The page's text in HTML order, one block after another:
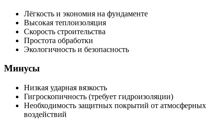
Лёгкость и экономия на фундаменте
Высокая теплоизоляция
Скорость строительства
Простота обработки
Экологичность и безопасность
Минусы
Низкая ударная вязкость
Гигроскопичность (требует гидроизоляции)
Необходимость защитных покрытий от атмосферных
воздействий